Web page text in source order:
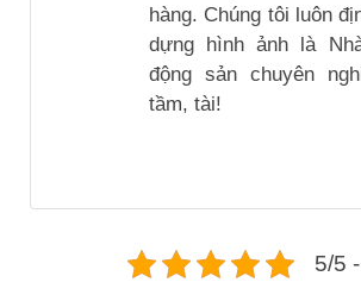
hàng. Chúng tôi luôn
dựng hình ảnh là
động sản chuyên
tầm, tài!
5/5